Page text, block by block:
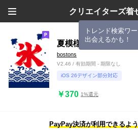
クリエイターズ着
トレンド検索ワ
出会えるかも！
夏模様
bostons
V2.46 / 有効期間 - 期限なし
iOS 26デザイン部分対応
￥370 1%還元
PayPay決済が利用できるよ